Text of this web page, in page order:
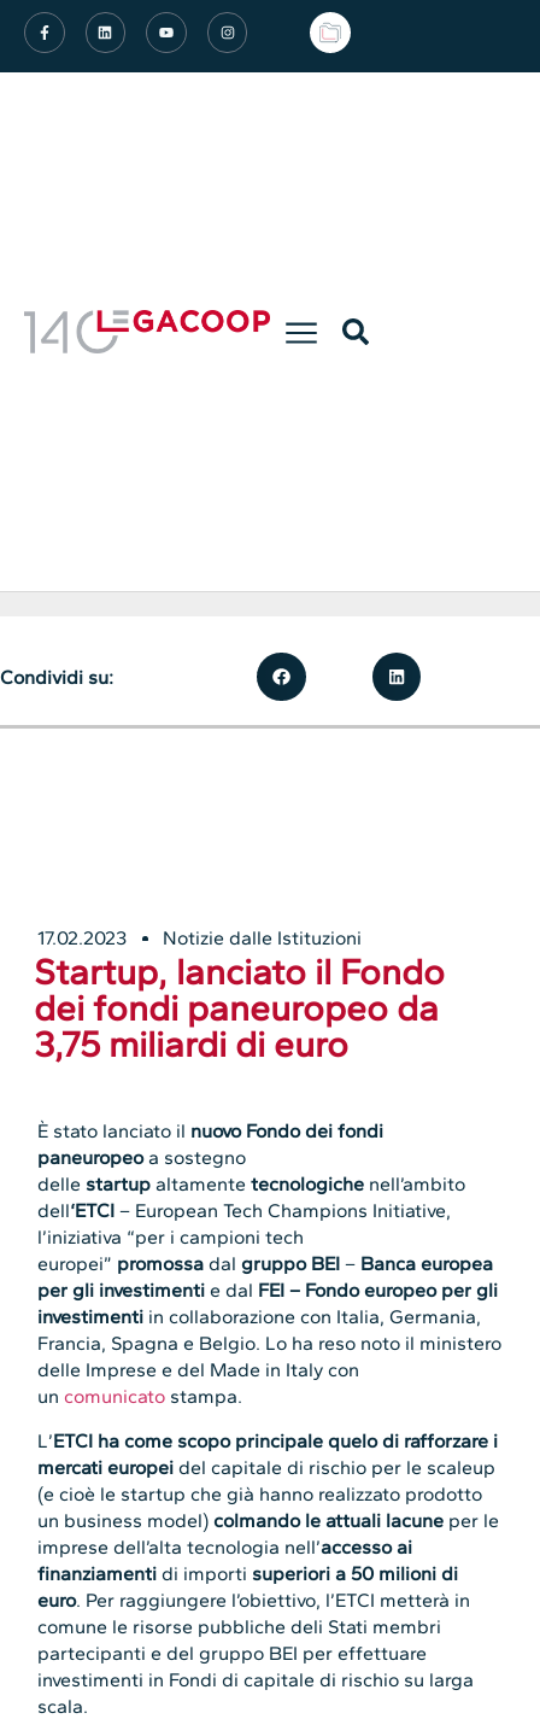
17.02.2023 Notizie dalle Istituzioni
Startup, lanciato il Fondo
dei fondi paneuropeo da
3,75 miliardi di euro
È stato lanciato il nuovo Fondo dei fondi
paneuropeoa sostegno
delle startup altamentetecnologiche nell’ambito
dell‘ETCI – European Tech Champions Initiative,
l’iniziativa “per i campioni tech
europei” promossadalgruppo BEI – Banca europea
per gli investimenti e dal FEI – Fondo europeo per gli
investimenti in collaborazione con Italia, Germania,
Francia, Spagna e Belgio. Lo ha reso noto il ministero
delle Imprese e del Made in Italy con
uncomunicato stampa.
L’ETCI ha come scopo principale quelo di rafforzare i
mercati europei del capitale di rischio per le scaleup
(e cioè le startup che già hanno realizzato prodotto
un business model)colmando le attuali lacune per le
imprese dell’alta tecnologia nell’accesso ai
finanziamenti di importi superiori a 50 milioni di
euro. Per raggiungere l’obiettivo, l’ETCI metterà in
comune le risorse pubbliche deli Stati membri
partecipanti e del gruppo BEI per effettuare
investimenti in Fondi di capitale di rischio su larga
scala.
Condividi su: